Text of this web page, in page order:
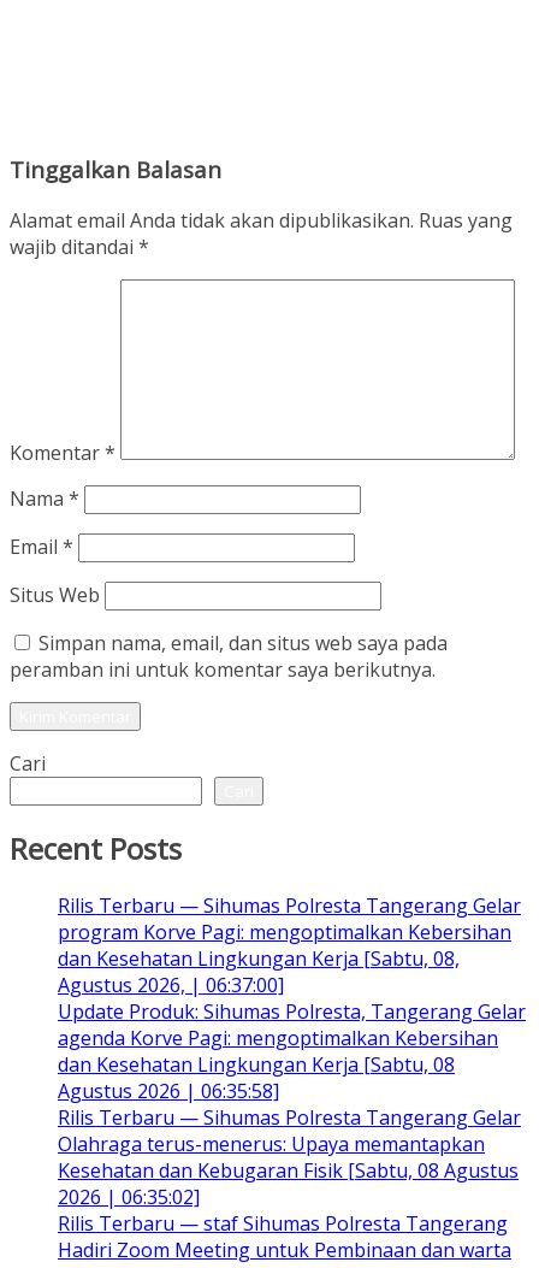
Tinggalkan Balasan
Alamat email Anda tidak akan dipublikasikan. Ruas yang
wajib ditandai *
Komentar*
Nama *
Email *
Situs Web
Simpan nama, email, dan situs web saya pada
peramban ini untuk komentar saya berikutnya.
Cari
Recent Posts
Rilis Terbaru — Sihumas Polresta Tangerang Gelar
program Korve Pagi: mengoptimalkan Kebersihan
dan Kesehatan Lingkungan Kerja [Sabtu, 08,
Agustus 2026, | 06:37:00]
Update Produk: Sihumas Polresta, Tangerang Gelar
agenda Korve Pagi: mengoptimalkan Kebersihan
dan Kesehatan Lingkungan Kerja [Sabtu, 08
Agustus 2026 | 06:35:58]
Rilis Terbaru — Sihumas Polresta Tangerang Gelar
Olahraga terus-menerus: Upaya memantapkan
Kesehatan dan Kebugaran Fisik [Sabtu, 08 Agustus
2026 | 06:35:02]
Rilis Terbaru — staf Sihumas Polresta Tangerang
Hadiri Zoom Meeting untuk Pembinaan dan warta